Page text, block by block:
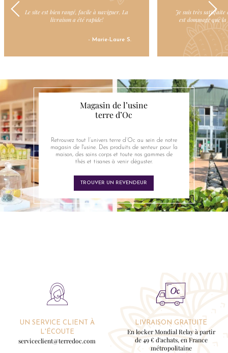
Le site est bien rangé, facile à naviguer. La
livraison a été rapide!
- Marie-Laure S.
Je suis très satisfaite
est dommage que
Magasin de l’usine
terre d’Oc
Retrouvez tout l’univers terre d’Oc au sein de notre
magasin de l'usine. Des produits de senteur pour la
maison, des soins corps et toute nos gammes de
thés et tisanes à venir déguster.
TROUVER UN REVENDEUR
UN SERVICE CLIENT À
L'ÉCOUTE
serviceclient@terredoc.com
LIVRAISON GRATUITE
En locker Mondial Relay à partir
de 49 € d'achats, en France
métropolitaine